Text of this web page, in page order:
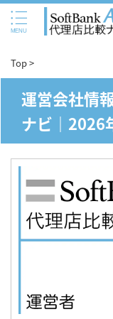
Top>
運営会社情
ナビ｜2026